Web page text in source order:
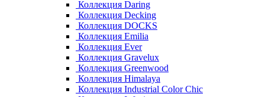
Коллекция Daring
Коллекция Decking
Коллекция DOCKS
Коллекция Emilia
Коллекция Ever
Коллекция Gravelux
Коллекция Greenwood
Коллекция Himalaya
Коллекция Industrial Color Chic